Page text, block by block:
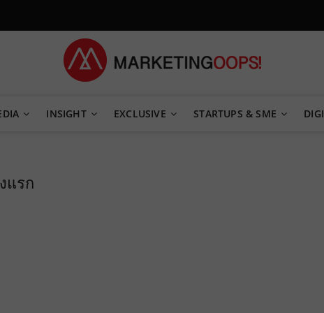
INSIGHT EXCLUSIVE STARTUPS & SME
แรก